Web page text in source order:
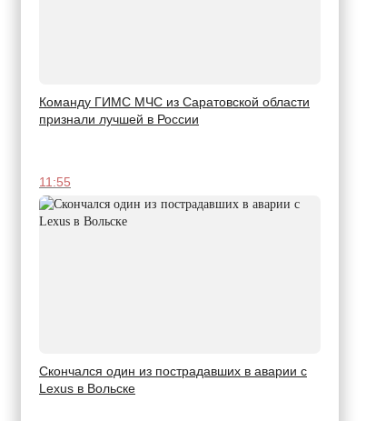
Команду ГИМС МЧС из Саратовской области
признали лучшей в России
11:55
Скончался один из пострадавших в аварии c
Lexus в Вольске